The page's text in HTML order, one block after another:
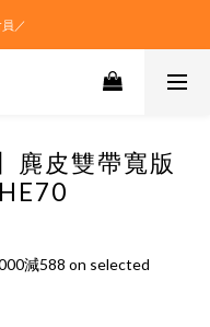
／
麂皮雙帶寬版
減588 on selected